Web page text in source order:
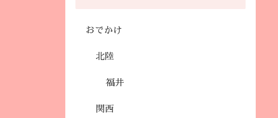
おでかけ
北陸
福井
関西